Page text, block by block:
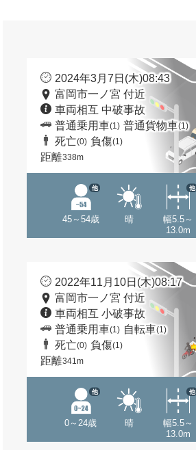
2024年3月7日(木)08:43
富岡市一ノ宮 付近
車両相互 中破事故
普通乗用車(1) 普通貨物車(1)
死亡(0) 負傷(1)
距離338m
45～54歳
他
晴
幅5.5～
13.0m
他
2022年11月10日(木)08:17
富岡市一ノ宮 付近
車両相互 小破事故
普通乗用車(1) 自転車(1)
死亡(0) 負傷(1)
距離341m
0～24歳
他
晴
幅5.5～
13.0m
他